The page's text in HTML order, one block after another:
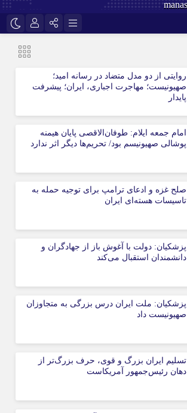
روایتی از دو مدل متضاد در رسانه امید؛
صهیونیست؛ مهاجرت اجباری، ایران؛ پیشرفت
پایدار
امام جمعه ایلام: طوفان‌الاقصی پایان هیمنه
پوشالی صهیونیسم بود/ تحریم‌ها دیگر اثر ندارد
صلح غزه و ادعای ترامپ برای توجیه حمله به
تاسیسات هسته‌ای ایران
پزشکیان: دولت با آغوش باز از جهادگران و
دانشمندان استقبال می‌کند
پزشکیان: ملت ایران درس بزرگی به متجاوزان
صهیونیست داد
تسلیم ایران بزرگ و قوی، حرف بزرگ‌تر از
دهان رئیس‌جمهور آمریکاست